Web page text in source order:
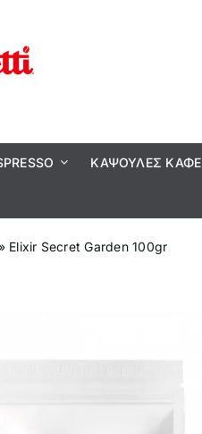
ΚΆΨΟΥΛΕΣ ΚΑΦΈ
Elixir Secret Garden 100gr